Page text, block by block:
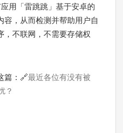
用「雷跳跳」基于安卓的
容，从而检测并帮助用户自
，不联网，不需要存储权
篇：🔗最近各位有没有被
？